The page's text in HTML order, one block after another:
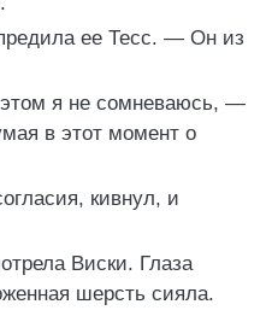
ее Тесс. — Он из
я не сомневаюсь, —
в этот момент о
кивнул, и
Виски. Глаза
шерсть сияла.